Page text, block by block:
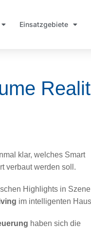
Einsatzgebiete
klar, welches Smart
verbaut werden soll.
Highlights in Szene
im intelligenten
haben sich die